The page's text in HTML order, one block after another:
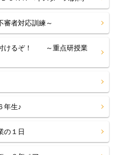
者対応訓練～
けるぞ！ ～重点研授業
年生♪
１日